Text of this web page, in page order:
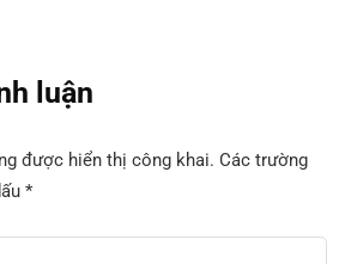
luận
được hiển thị công khai. Các trường
*